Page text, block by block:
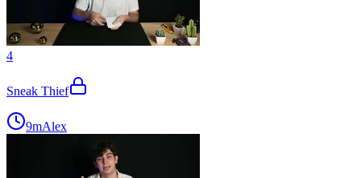
4
Sneak Thief
9mAlex